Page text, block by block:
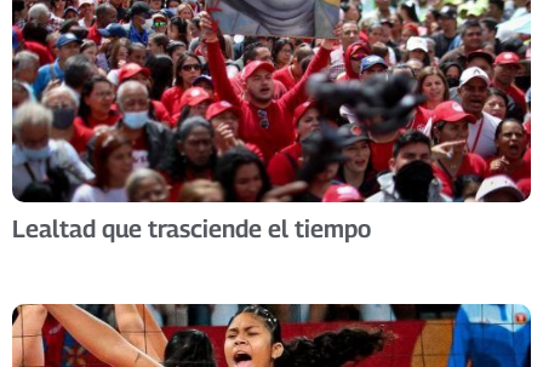
Lealtad que trasciende el tiempo